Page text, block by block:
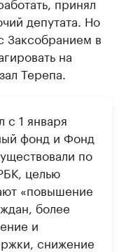
депутата. Но
Заксобранием в
на
Терепа.
с 1 января
фонд и Фонд
по
целью
«повышение
более
и
снижение